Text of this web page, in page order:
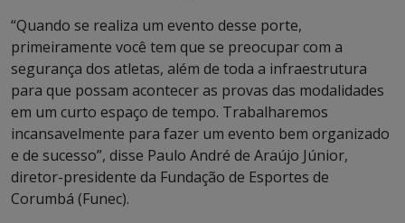
“Quando se realiza um evento desse porte,
primeiramente você tem que se preocupar com a
segurança dos atletas, além de toda a infraestrutura
para que possam acontecer as provas das modalidades
em um curto espaço de tempo. Trabalharemos
incansavelmente para fazer um evento bem organizado
e de sucesso”, disse Paulo André de Araújo Júnior,
diretor-presidente da Fundação de Esportes de
Corumbá (Funec).